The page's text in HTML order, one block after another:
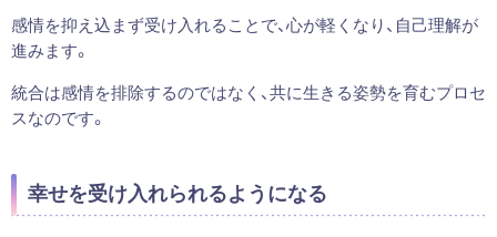
感情を抑え込まず受け入れることで、心が軽くなり、自己理解が
進みます。
統合は感情を排除するのではなく、共に生きる姿勢を育むプロセ
スなのです。
幸せを受け入れられるようになる